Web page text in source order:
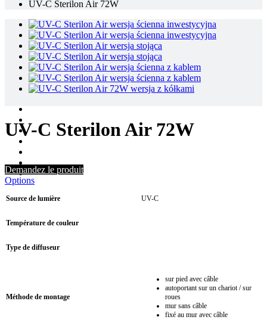
UV-C Sterilon Air 72W
UV-C Sterilon Air 72W
Demandez le produit
Options
Source de lumière UV-C
Température de couleur
Type de diffuseur
Méthode de montage
sur pied avec câble
autoportant sur un chariot / sur
roues
mur sans câble
fixé au mur avec câble